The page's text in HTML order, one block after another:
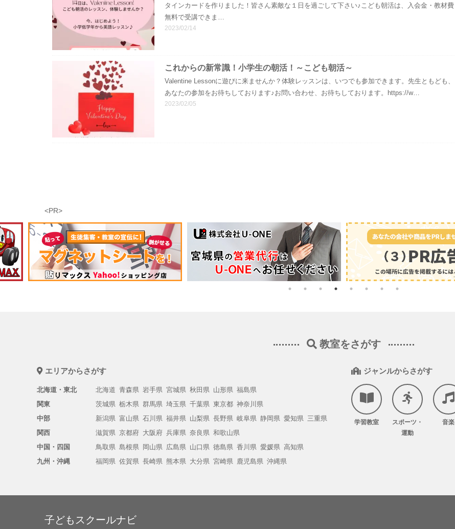
タインカードを作りました！皆さん素敵な１日を過ごして下さい♪こども朝活は、入会金・教材費
無料で受講できま…
2023/02/14
これからの新常識！小学生の朝活！～こども朝活～
Valentine Lessonに遊びに来ませんか？体験レッスンは、いつでも参加できます。先生ともども、
あなたの参加をお待ちしております♪お問い合わせ、お待ちしております。https://w…
2023/02/05
<PR>
教室をさがす
エリアからさがす
北海道・東北 北海道 青森県 岩手県 宮城県 秋田県 山形県 福島県
関東
茨城県 栃木県 群馬県 埼玉県 千葉県 東京都 神奈川県
中部
新潟県 富山県 石川県 福井県 山梨県 長野県 岐阜県 静岡県 愛知県 三重県
関西
滋賀県 京都府 大阪府 兵庫県 奈良県 和歌山県
中国・四国
鳥取県 島根県 岡山県 広島県 山口県 徳島県 香川県 愛媛県 高知県
九州・沖縄
福岡県 佐賀県 長崎県 熊本県 大分県 宮崎県 鹿児島県 沖縄県
ジャンルからさがす
学習教室
スポーツ・
運動
音楽
子どもスクールナビ